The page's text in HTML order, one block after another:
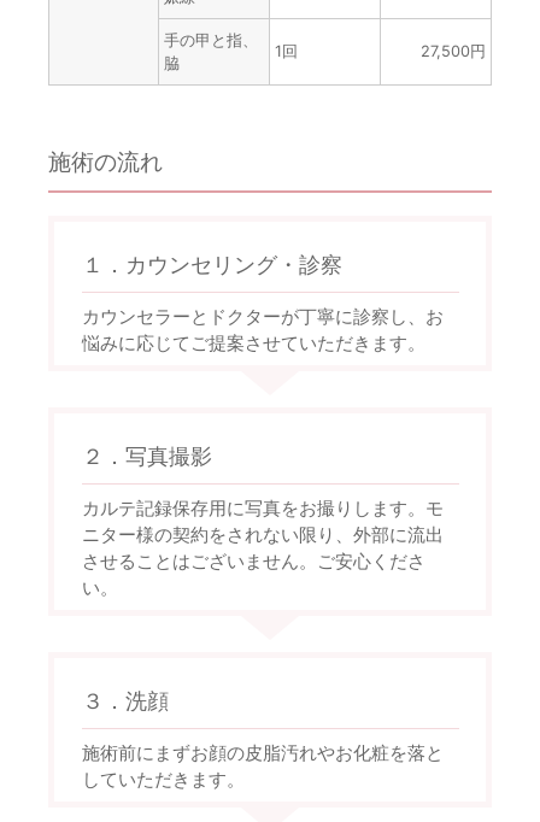
手の甲と指、
脇
1回 27,500円
施術の流れ
１．カウンセリング・診察
カウンセラーとドクターが丁寧に診察し、お
悩みに応じてご提案させていただきます。
２．写真撮影
カルテ記録保存用に写真をお撮りします。モ
ニター様の契約をされない限り、外部に流出
させることはございません。ご安心くださ
い。
３．洗顔
施術前にまずお顔の皮脂汚れやお化粧を落と
していただきます。